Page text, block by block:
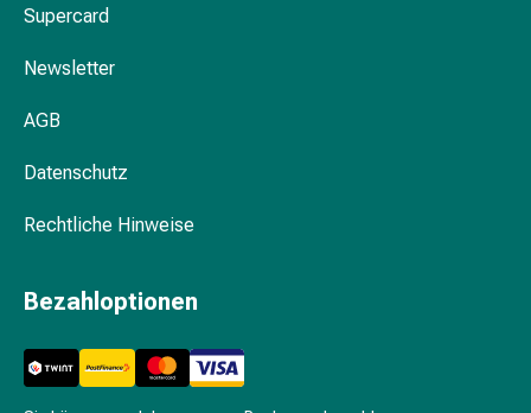
Duschmittel
Seifen
Hand-
und
Supercard
Newsletter
AGB
Datenschutz
Rechtliche Hinweise
Bezahloptionen